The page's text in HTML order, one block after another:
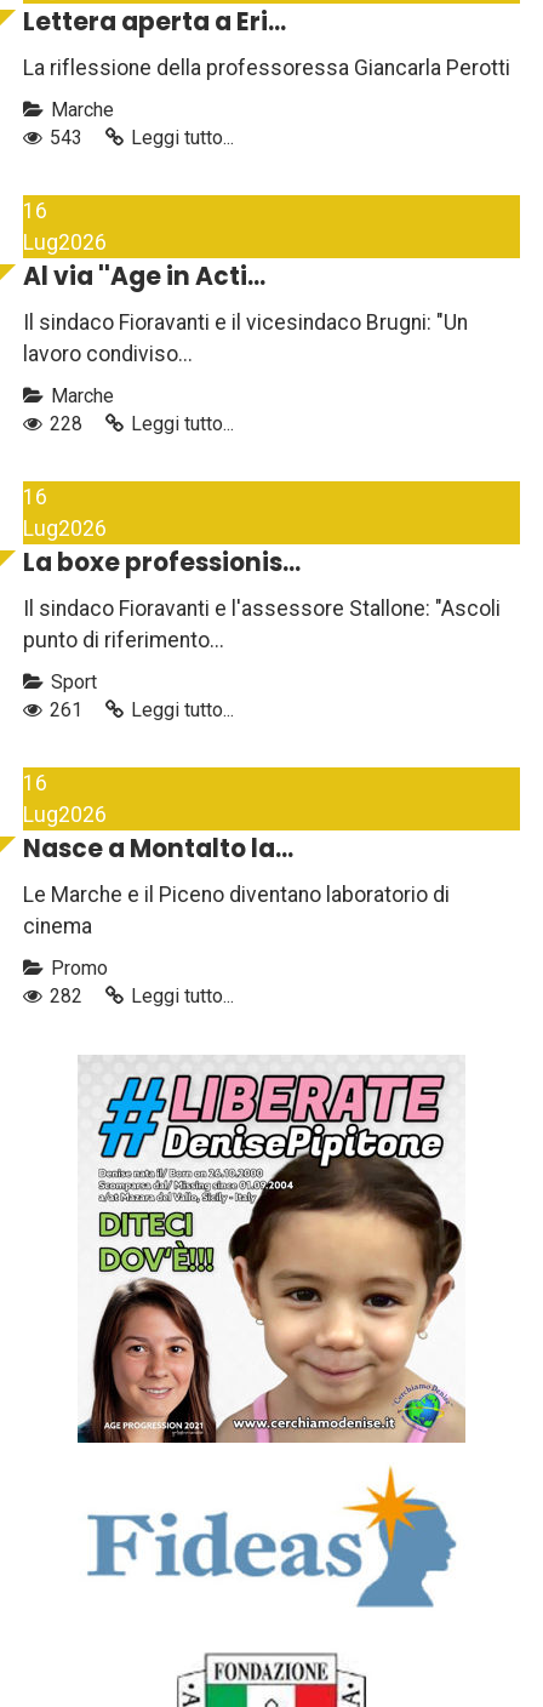
Lettera aperta a Eri...
La riflessione della professoressa Giancarla Perotti
Marche
543
Leggi tutto...
16
Lug2026
Al via ''Age in Acti...
Il sindaco Fioravanti e il vicesindaco Brugni: "Un
lavoro condiviso...
Marche
228
Leggi tutto...
16
Lug2026
La boxe professionis...
Il sindaco Fioravanti e l'assessore Stallone: "Ascoli
punto di riferimento...
Sport
261
Leggi tutto...
16
Lug2026
Nasce a Montalto la...
Le Marche e il Piceno diventano laboratorio di
cinema
Promo
282
Leggi tutto...